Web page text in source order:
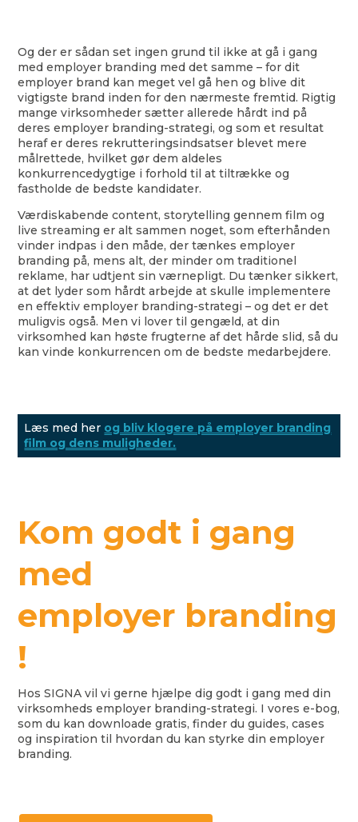
Og der er sådan set ingen grund til ikke at gå i gang
med employer branding med det samme – for dit
employer brand kan meget vel gå hen og blive dit
vigtigste brand inden for den nærmeste fremtid. Rigtig
mange virksomheder sætter allerede hårdt ind på
deres employer branding-strategi, og som et resultat
heraf er deres rekrutteringsindsatser blevet mere
målrettede, hvilket gør dem aldeles
konkurrencedygtige i forhold til at tiltrække og
fastholde de bedste kandidater.
Værdiskabende content, storytelling gennem film og
live streaming er alt sammen noget, som efterhånden
vinder indpas i den måde, der tænkes employer
branding på, mens alt, der minder om traditionel
reklame, har udtjent sin værnepligt. Du tænker sikkert,
at det lyder som hårdt arbejde at skulle implementere
en effektiv employer branding-strategi – og det er det
muligvis også. Men vi lover til gengæld, at din
virksomhed kan høste frugterne af det hårde slid, så du
kan vinde konkurrencen om de bedste medarbejdere.
Læs med her og bliv klogere på employer branding
film og dens muligheder.
Kom godt i gang
med
employer branding
!
Hos SIGNA vil vi gerne hjælpe dig godt i gang med din
virksomheds employer branding-strategi. I vores e-bog,
som du kan downloade gratis, finder du guides, cases
og inspiration til hvordan du kan styrke din employer
branding.